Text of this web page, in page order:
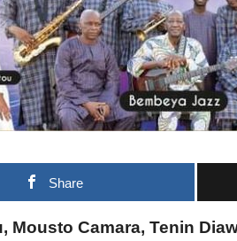
Share
Mousto Camara, Tenin